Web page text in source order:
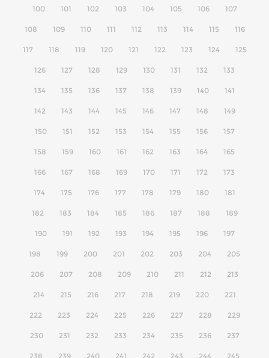
100 101 102 103 104 105 106 107
108 109 110 111 112 113 114 115 116
117 118 119 120 121 122 123 124 125
126 127 128 129 130 131 132 133
134 135 136 137 138 139 140 141
142 143 144 145 146 147 148 149
150 151 152 153 154 155 156 157
158 159 160 161 162 163 164 165
166 167 168 169 170 171 172 173
174 175 176 177 178 179 180 181
182 183 184 185 186 187 188 189
190 191 192 193 194 195 196 197
198 199 200 201 202 203 204 205
206 207 208 209 210 211 212 213
214 215 216 217 218 219 220 221
222 223 224 225 226 227 228 229
230 231 232 233 234 235 236 237
238 239 240 241 242 243 244 245